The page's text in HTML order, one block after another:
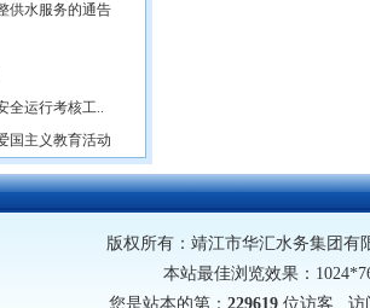
供水服务的通告
全运行考核工..
国主义教育活动
版权所有：靖江市华汇水务集团有
本站最佳浏览效果：
您是站本的第： 229619 位访客 访